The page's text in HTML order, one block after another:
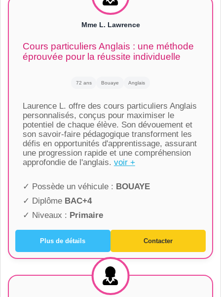
Mme L. Lawrence
Cours particuliers Anglais : une méthode
éprouvée pour la réussite individuelle
72 ans Bouaye Anglais
Laurence L. offre des cours particuliers Anglais
personnalisés, conçus pour maximiser le
potentiel de chaque élève. Son dévouement et
son savoir-faire pédagogique transforment les
défis en opportunités d'apprentissage, assurant
une progression rapide et une compréhension
approfondie de l'anglais. voir +
✓ Possède un véhicule : BOUAYE
✓ Diplôme BAC+4
✓ Niveaux : Primaire
Plus de détails Contacter